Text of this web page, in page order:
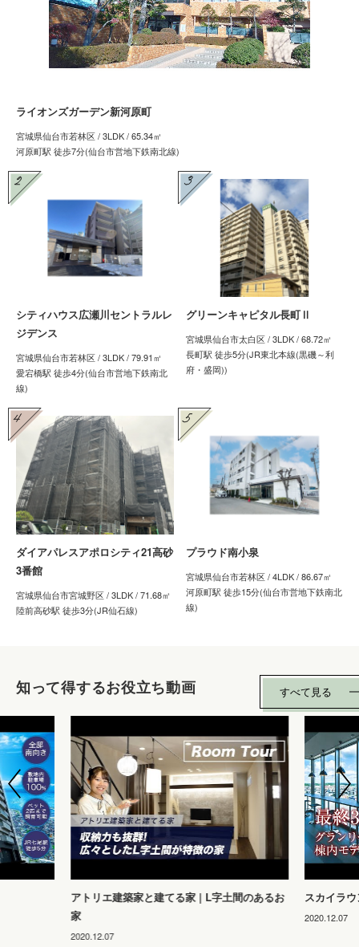
お問い合わせ：必要事項を入力していただきます。改めて、担当会社
からメールでご返答させていただきます。
ライオンズガーデン新河原町
宮城県仙台市若林区 / 3LDK / 65.34㎡
河原町駅 徒歩7分(仙台市営地下鉄南北線)
シティハウス広瀬川セントラルレ
ジデンス
宮城県仙台市若林区 / 3LDK / 79.91㎡
愛宕橋駅 徒歩4分(仙台市営地下鉄南北
線)
グリーンキャピタル長町Ⅱ
宮城県仙台市太白区 / 3LDK / 68.72㎡
長町駅 徒歩5分(JR東北本線(黒磯～利
府・盛岡))
ダイアパレスアポロシティ21高砂
3番館
宮城県仙台市宮城野区 / 3LDK / 71.68㎡
陸前高砂駅 徒歩3分(JR仙石線)
プラウド南小泉
宮城県仙台市若林区 / 4LDK / 86.67㎡
河原町駅 徒歩15分(仙台市営地下鉄南北
線)
知って得するお役立ち動画 すべて見る
アトリエ建築家と建てる家 | L字土間のあるお
家
2020.12.07
スカイラ
2020.12.07